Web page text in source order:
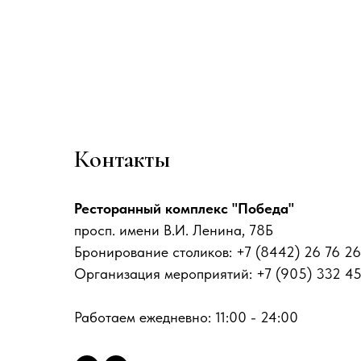
Контакты
Ресторанный комплекс "Победа"
просп. имени В.И. Ленина, 78Б
Бронирование столиков: +7 (8442) 26 76 26
Организация мероприятий: +7 (905) 332
Работаем ежедневно: 11:00 - 24:00